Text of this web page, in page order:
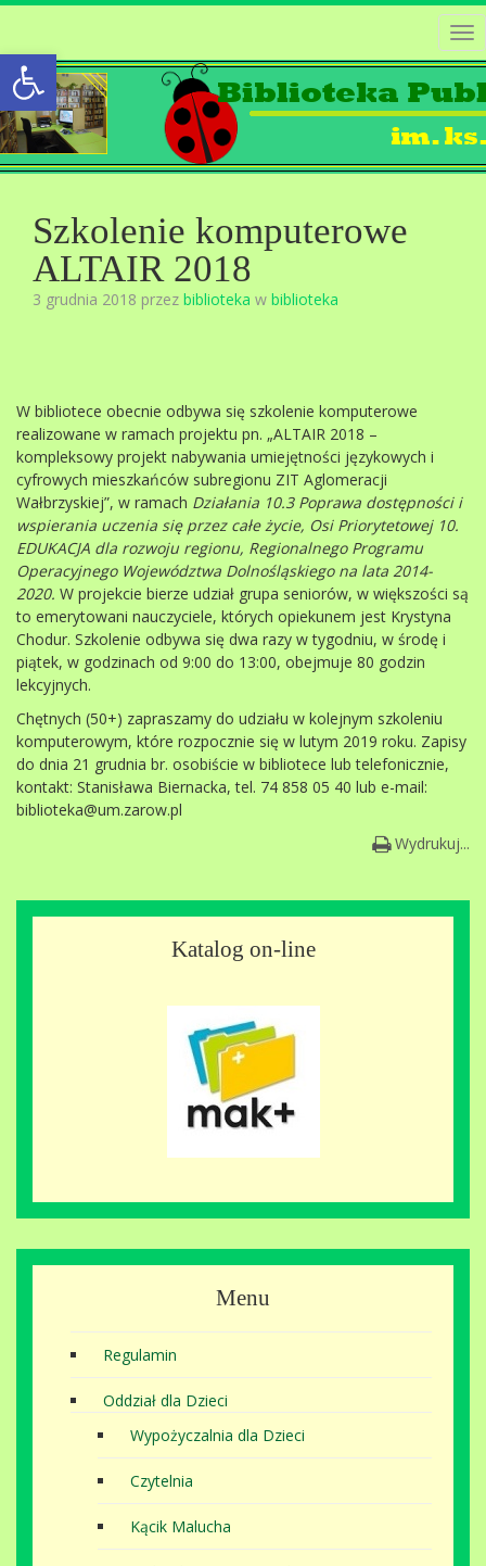
Open toolbar
Szkolenie komputerowe
ALTAIR 2018
3 grudnia 2018 przez biblioteka w biblioteka
W bibliotece obecnie odbywa się szkolenie komputerowe
realizowane w ramach projektu pn. „ALTAIR 2018 –
kompleksowy projekt nabywania umiejętności językowych i
cyfrowych mieszkańców subregionu ZIT Aglomeracji
Wałbrzyskiej”, w ramach Działania 10.3 Poprawa dostępności i
wspierania uczenia się przez całe życie, Osi Priorytetowej 10.
EDUKACJA dla rozwoju regionu, Regionalnego Programu
Operacyjnego Województwa Dolnośląskiego na lata 2014-
2020. W projekcie bierze udział grupa seniorów, w większości są
to emerytowani nauczyciele, których opiekunem jest Krystyna
Chodur. Szkolenie odbywa się dwa razy w tygodniu, w środę i
piątek, w godzinach od 9:00 do 13:00, obejmuje 80 godzin
lekcyjnych.
Chętnych (50+) zapraszamy do udziału w kolejnym szkoleniu
komputerowym, które rozpocznie się w lutym 2019 roku. Zapisy
do dnia 21 grudnia br. osobiście w bibliotece lub telefonicznie,
kontakt: Stanisława Biernacka, tel. 74 858 05 40 lub e-mail:
biblioteka@um.zarow.pl
Wydrukuj...
Katalog on-line
Menu
Regulamin
Oddział dla Dzieci
Wypożyczalnia dla Dzieci
Czytelnia
Kącik Malucha